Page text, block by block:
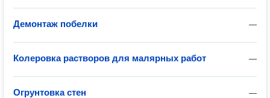
—
Демонтаж побелки
—
Колеровка растворов для малярных работ
—
Огрунтовка стен